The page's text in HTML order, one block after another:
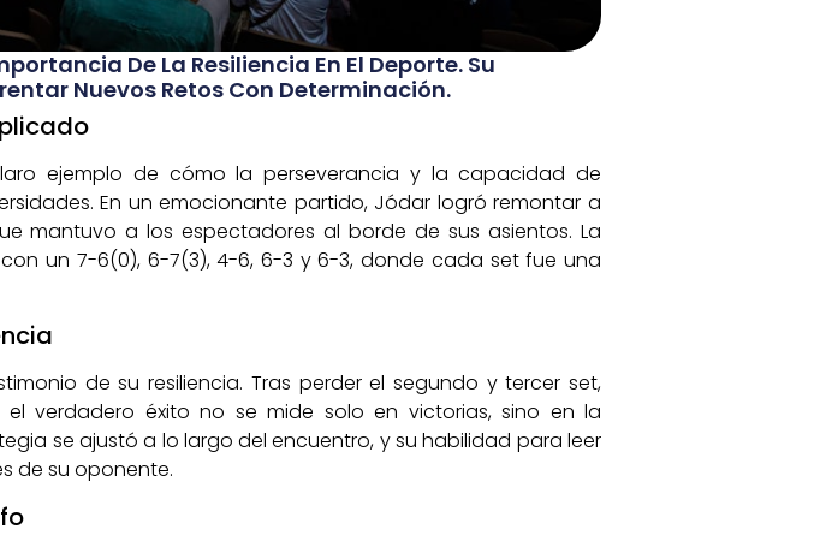
De La Resiliencia En El Deporte. Su
Nuevos Retos Con Determinación.
ejemplo de cómo la perseverancia y la capacidad de
En un emocionante partido, Jódar logró remontar a
mantuvo a los espectadores al borde de sus asientos. La
un 7-6(0), 6-7(3), 4-6, 6-3 y 6-3, donde cada set fue una
de su resiliencia. Tras perder el segundo y tercer set,
verdadero éxito no se mide solo en victorias, sino en la
se ajustó a lo largo del encuentro, y su habilidad para leer
de su oponente.